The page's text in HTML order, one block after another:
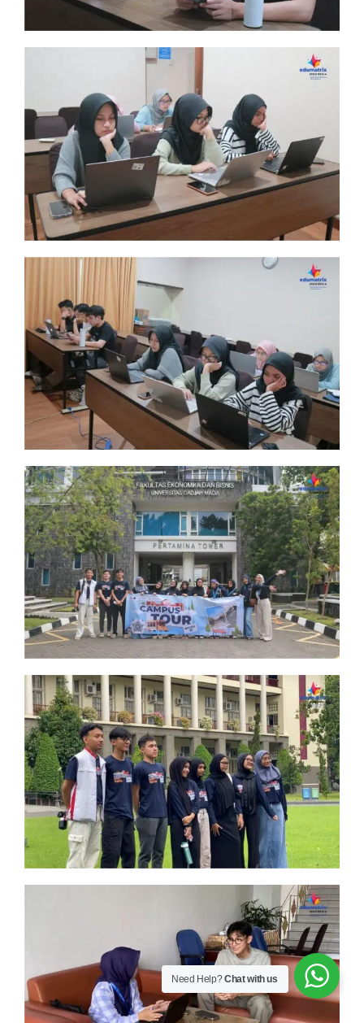
Need Help?Chat with us